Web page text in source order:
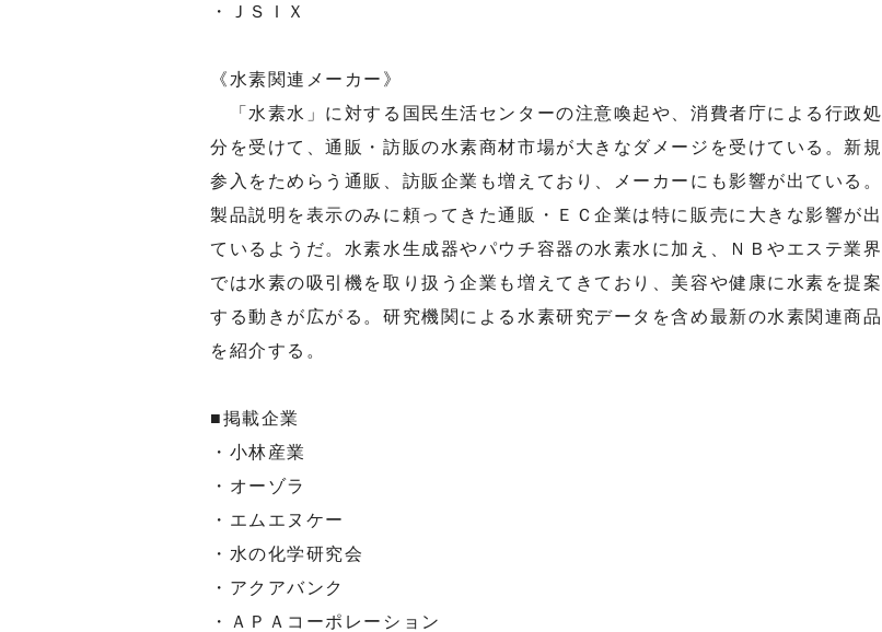
・ＪＳＩＸ
《水素関連メーカー》
「水素水」に対する国民生活センターの注意喚起や、消費者庁による行政処
分を受けて、通販・訪販の水素商材市場が大きなダメージを受けている。新規
参入をためらう通販、訪販企業も増えており、メーカーにも影響が出ている。
製品説明を表示のみに頼ってきた通販・ＥＣ企業は特に販売に大きな影響が出
ているようだ。水素水生成器やパウチ容器の水素水に加え、ＮＢやエステ業界
では水素の吸引機を取り扱う企業も増えてきており、美容や健康に水素を提案
する動きが広がる。研究機関による水素研究データを含め最新の水素関連商品
を紹介する。
■掲載企業
・小林産業
・オーゾラ
・エムエヌケー
・水の化学研究会
・アクアバンク
・ＡＰＡコーポレーション